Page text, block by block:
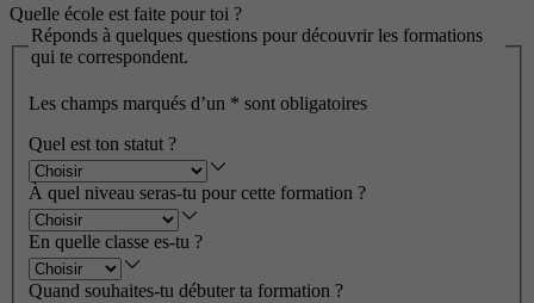
Quelle école est faite pour toi ?
Réponds à quelques questions pour découvrir les formations
qui te correspondent.
Les champs marqués d’un * sont obligatoires
Quel est ton statut ?
À quel niveau seras-tu pour cette formation ?
En quelle classe es-tu ?
Quand souhaites-tu débuter ta formation ?